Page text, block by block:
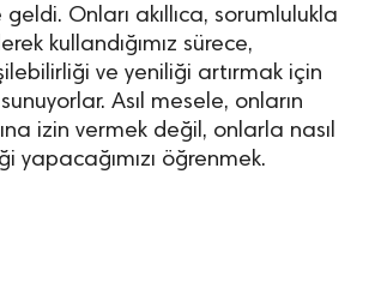
Onları akıllıca, sorumlulukla
kullandığımız sürece,
ve yeniliği artırmak için
Asıl mesele, onların
izin vermek değil, onlarla nasıl
yapacağımızı öğrenmek.